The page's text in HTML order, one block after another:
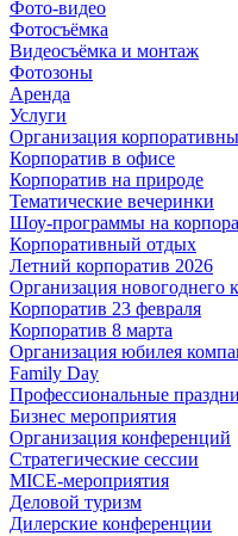
Фото-видео
Фотосъёмка
Видеосъёмка и монтаж
Фотозоны
Аренда
Услуги
Организация
Корпоратив в офисе
Корпоратив на природе
Тематические вечеринки
Шоу-программы на
Корпоративный отдых
Летний корпоратив 2026
Организация новогоднего
Корпоратив 23 февраля
Корпоратив 8 марта
Организация юбилея
Family Day
Профессиональные
Бизнес мероприятия
Организация конференций
Стратегические сессии
MICE-мероприятия
Деловой туризм
Дилерские конференции